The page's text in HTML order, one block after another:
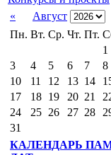
«
Август
Пн. Вт. Ср. Чт. Пт.
1
3
4 5 6 7 8
10
11 12 13 14
17
18 19 20 21
24
25 26 27 28
31
КАЛЕНДАРЬ